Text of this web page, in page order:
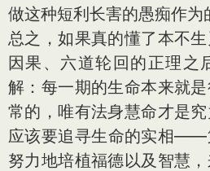
做这种短利长害的愚痴作为
总之，如果真的懂了本不
因果、六道轮回的正理之
解：每一期的生命本来就
常的，唯有法身慧命才是
应该要追寻生命的实相——
努力地培植福德以及智慧